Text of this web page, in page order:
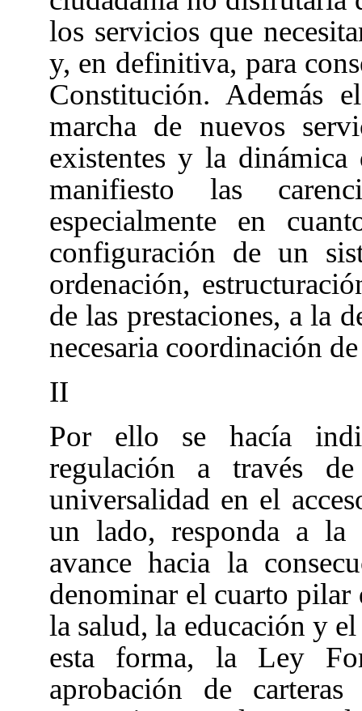
los servicios que
y, en definitiva, para
Constitución. Además
marcha de nuevos
existentes y la
manifiesto las
especialmente en
configuración de un
ordenación,
de las prestaciones, a la
necesaria coordinación
II
Por ello se hacía
regulación a través
universalidad en el
un lado, responda a
avance hacia la
denominar el cuarto pilar
la salud, la educación y
esta forma, la Ley
aprobación de